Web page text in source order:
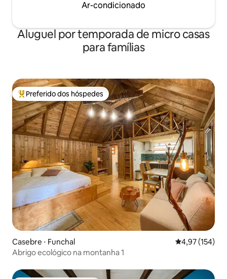
Ar-condicionado
Aluguel por temporada de micro casas
para famílias
Entre os melhores preferidos dos hóspedes
Preferido dos hóspedes
Casebre ⋅ Funchal 4,97 de uma
4,97 (154)
Abrigo ecológico na montanha 1